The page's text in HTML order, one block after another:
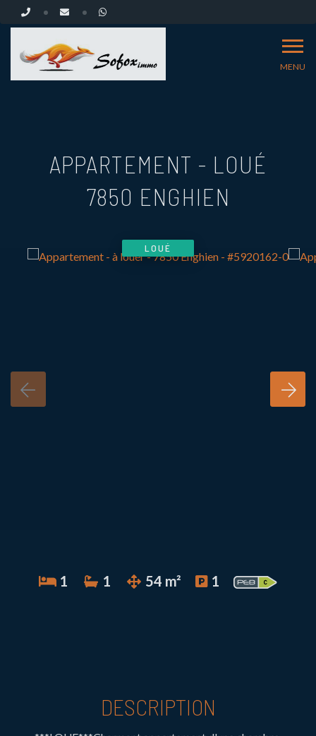
MENU
APPARTEMENT - LOUÉ
7850 ENGHIEN
LOUÉ
1 1 54 m² 1
DESCRIPTION